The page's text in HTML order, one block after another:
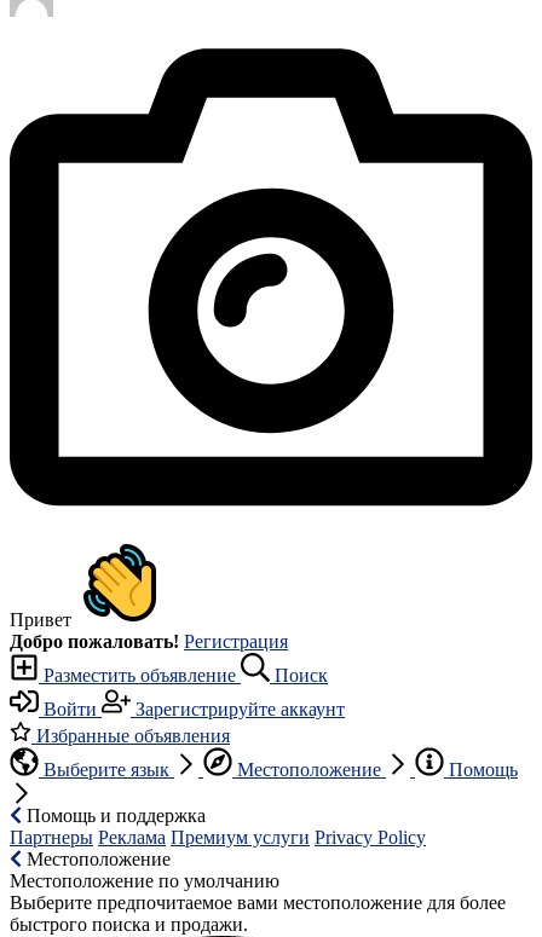
Привет
Добро пожаловать! Регистрация
Разместить объявление
Поиск
Войти
Зарегистрируйте аккаунт
Избранные объявления
Выберите язык
Местоположение Помощь
Помощь и поддержка
Партнеры Реклама Премиум услуги Privacy Policy
Местоположение
Местоположение по умолчанию
Выберите предпочитаемое вами местоположение для более
быстрого поиска и продажи.